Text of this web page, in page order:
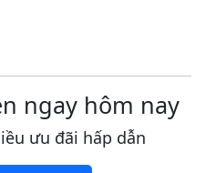
ngay hôm nay
ưu đãi hấp dẫn